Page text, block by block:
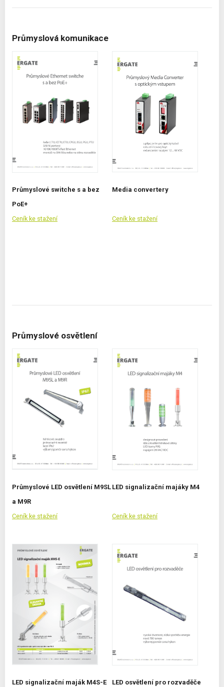
Průmyslová komunikace
Průmyslové switche s a bez
PoE+
Media convertery
Ceník ke stažení Ceník ke stažení
Průmyslové osvětlení
Průmyslové LED osvětlení M9SL
a M9R
LED signalizační majáky M4
Ceník ke stažení Ceník ke stažení
LED signalizační maják M4S-E
LED osvětlení pro rozvaděče